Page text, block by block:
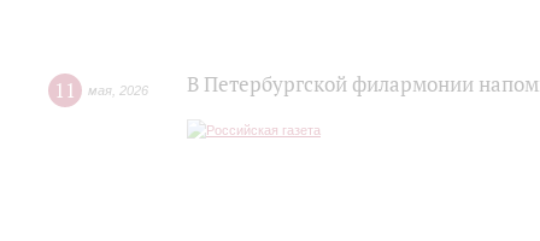
11 мая 2026 В Петербургской филармонии